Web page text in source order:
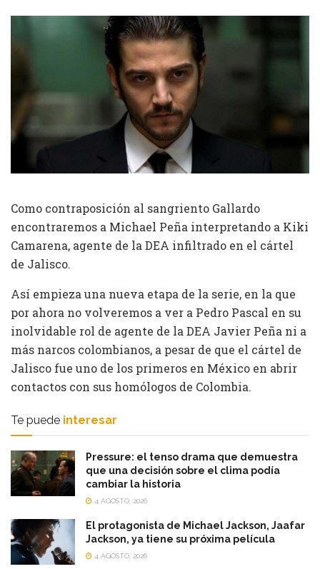
Como contraposición al sangriento Gallardo
encontraremos a Michael Peña interpretando a Kiki
Camarena, agente de la DEA infiltrado en el cártel
de Jalisco.
Así empieza una nueva etapa de la serie, en la que
por ahora no volveremos a ver a Pedro Pascal en su
inolvidable rol de agente de la DEA Javier Peña ni a
más narcos colombianos, a pesar de que el cártel de
Jalisco fue uno de los primeros en México en abrir
contactos con sus homólogos de Colombia.
Te puede interesar
Pressure: el tenso drama que demuestra
que una decisión sobre el clima podía
cambiar la historia
4 AGOSTO, 2026
El protagonista de Michael Jackson, Jaafar
Jackson, ya tiene su próxima película
4 AGOSTO, 2026